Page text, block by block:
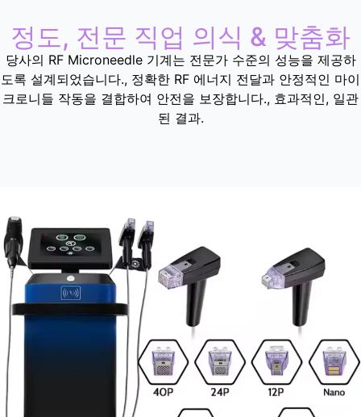
정도, 전문 직업 의식 & 맞춤화
당사의 RF Microneedle 기계는 전문가 수준의 성능을 제공하
도록 설계되었습니다., 정확한 RF 에너지 전달과 안정적인 마이
크로니들 작동을 결합하여 안전을 보장합니다., 효과적인, 일관
된 결과.